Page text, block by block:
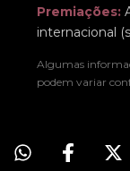
Premiações:
internacional
Algumas
podem variar